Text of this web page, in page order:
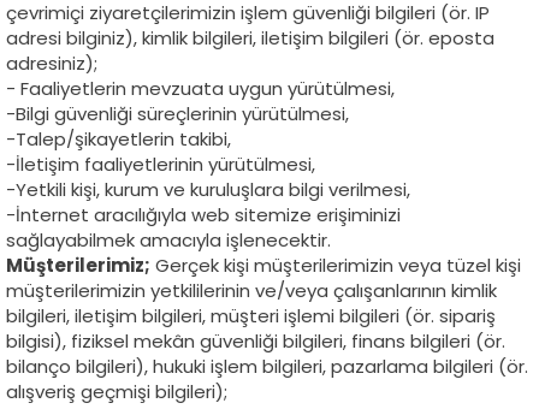
çevrimiçi ziyaretçilerimizin işlem güvenliği bilgileri (ör. IP
adresi bilginiz), kimlik bilgileri, iletişim bilgileri (ör. eposta
adresiniz);
- Faaliyetlerin mevzuata uygun yürütülmesi,
-Bilgi güvenliği süreçlerinin yürütülmesi,
-Talep/şikayetlerin takibi,
-İletişim faaliyetlerinin yürütülmesi,
-Yetkili kişi, kurum ve kuruluşlara bilgi verilmesi,
-İnternet aracılığıyla web sitemize erişiminizi
sağlayabilmek amacıyla işlenecektir.
Müşterilerimiz; Gerçek kişi müşterilerimizin veya tüzel kişi
müşterilerimizin yetkililerinin ve/veya çalışanlarının kimlik
bilgileri, iletişim bilgileri, müşteri işlemi bilgileri (ör. sipariş
bilgisi), fiziksel mekân güvenliği bilgileri, finans bilgileri (ör.
bilanço bilgileri), hukuki işlem bilgileri, pazarlama bilgileri (ör.
alışveriş geçmişi bilgileri);